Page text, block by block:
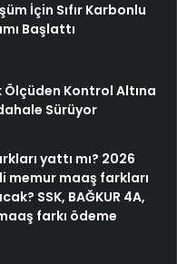
İçin Sıfır Karbonlu
Başlattı
Ölçüden Kontrol Altına
Sürüyor
yattı mı? 2026
memur maaş farkları
SSK, BAĞKUR 4A,
farkı ödeme